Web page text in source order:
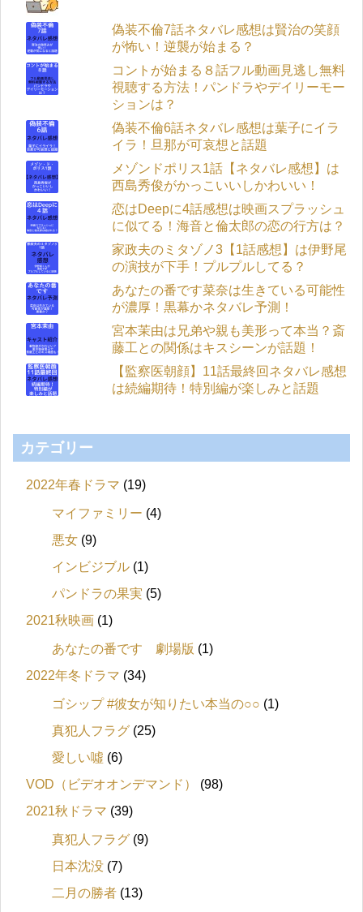
偽装不倫7話ネタバレ感想は賢治の笑顔
が怖い！逆襲が始まる？
コントが始まる８話フル動画見逃し無料
視聴する方法！パンドラやデイリーモー
ションは？
偽装不倫6話ネタバレ感想は葉子にイラ
イラ！旦那が可哀想と話題
メゾンドポリス1話【ネタバレ感想】は
西島秀俊がかっこいいしかわいい！
恋はDeepに4話感想は映画スプラッシュ
に似てる！海音と倫太郎の恋の行方は？
家政夫のミタゾノ3【1話感想】は伊野尾
の演技が下手！プルプルしてる？
あなたの番です菜奈は生きている可能性
が濃厚！黒幕かネタバレ予測！
宮本茉由は兄弟や親も美形って本当？斎
藤工との関係はキスシーンが話題！
【監察医朝顔】11話最終回ネタバレ感想
は続編期待！特別編が楽しみと話題
カテゴリー
2022年春ドラマ (19)
マイファミリー (4)
悪女 (9)
インビジブル (1)
パンドラの果実 (5)
2021秋映画 (1)
あなたの番です 劇場版 (1)
2022年冬ドラマ (34)
ゴシップ #彼女が知りたい本当の○○ (1)
真犯人フラグ (25)
愛しい噓 (6)
VOD（ビデオオンデマンド）
(98)
2021秋ドラマ (39)
真犯人フラグ (9)
日本沈没 (7)
二月の勝者 (13)